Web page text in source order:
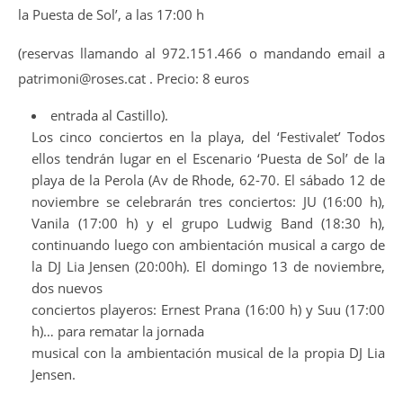
la Puesta de Sol’, a las 17:00 h
(reservas llamando al 972.151.466 o mandando email a
patrimoni@roses.cat . Precio: 8 euros
entrada al Castillo).
Los cinco conciertos en la playa, del ‘Festivalet’ Todos
ellos tendrán lugar en el Escenario ‘Puesta de Sol’ de la
playa de la Perola (Av de Rhode, 62-70. El sábado 12 de
noviembre se celebrarán tres conciertos: JU (16:00 h),
Vanila (17:00 h) y el grupo Ludwig Band (18:30 h),
continuando luego con ambientación musical a cargo de
la DJ Lia Jensen (20:00h). El domingo 13 de noviembre,
dos nuevos
conciertos playeros: Ernest Prana (16:00 h) y Suu (17:00
h)… para rematar la jornada
musical con la ambientación musical de la propia DJ Lia
Jensen.